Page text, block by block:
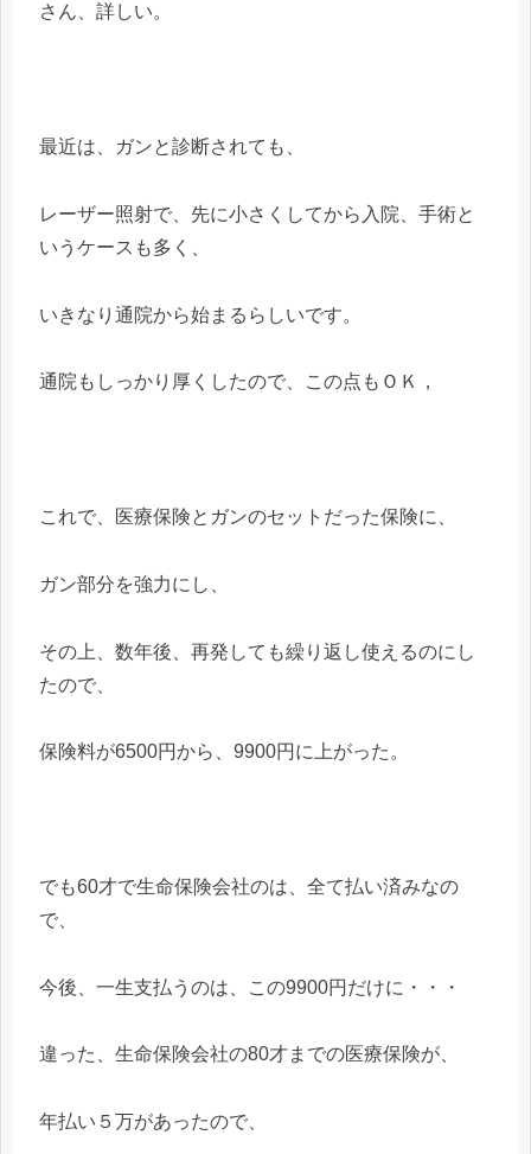
さん、詳しい。
最近は、ガンと診断されても、
レーザー照射で、先に小さくしてから入院、手術と
いうケースも多く、
いきなり通院から始まるらしいです。
通院もしっかり厚くしたので、この点もＯＫ，
これで、医療保険とガンのセットだった保険に、
ガン部分を強力にし、
その上、数年後、再発しても繰り返し使えるのにし
たので、
保険料が6500円から、9900円に上がった。
でも60才で生命保険会社のは、全て払い済みなの
で、
今後、一生支払うのは、この9900円だけに・・・
違った、生命保険会社の80才までの医療保険が、
年払い５万があったので、